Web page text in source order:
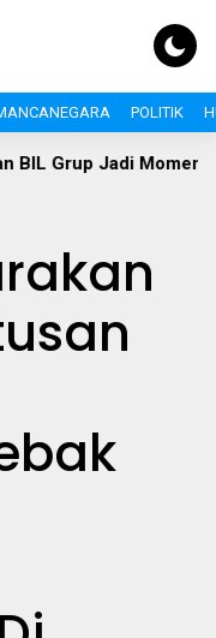
POLITIK
Jadi Momentum